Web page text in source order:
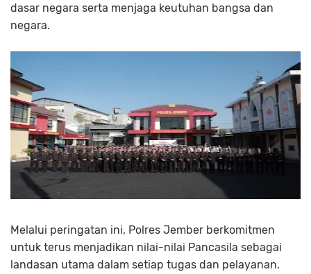
dasar negara serta menjaga keutuhan bangsa dan
negara.
Melalui peringatan ini, Polres Jember berkomitmen
untuk terus menjadikan nilai-nilai Pancasila sebagai
landasan utama dalam setiap tugas dan pelayanan.